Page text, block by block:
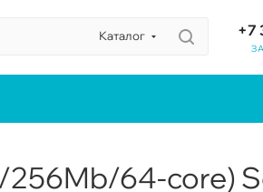
Каталог +7
256Mb/64-core)